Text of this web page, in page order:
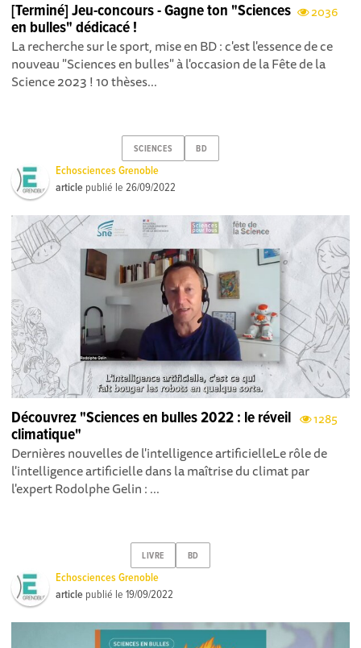
2036
[Terminé] Jeu-concours - Gagne ton "Sciences
en bulles" dédicacé !
La recherche sur le sport, mise en BD : c'est l'essence de ce
nouveau "Sciences en bulles" à l'occasion de la Fête de la
Science 2023 ! 10 thèses...
SCIENCES BD
Echosciences Grenoble
article publié le26/09/2022
1285
Découvrez "Sciences en bulles 2022 : le réveil
climatique"
Dernières nouvelles de l'intelligence artificielleLe rôle de
l'intelligence artificielle dans la maîtrise du climat par
l'expert Rodolphe Gelin : ...
LIVRE BD
Echosciences Grenoble
article publié le19/09/2022